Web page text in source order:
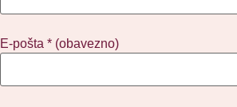
E-pošta * (obavezno)